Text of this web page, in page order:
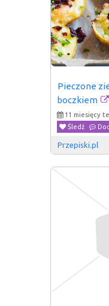
Pieczone
boczkiem
11 miesięcy
Śledź
Przepiski.pl